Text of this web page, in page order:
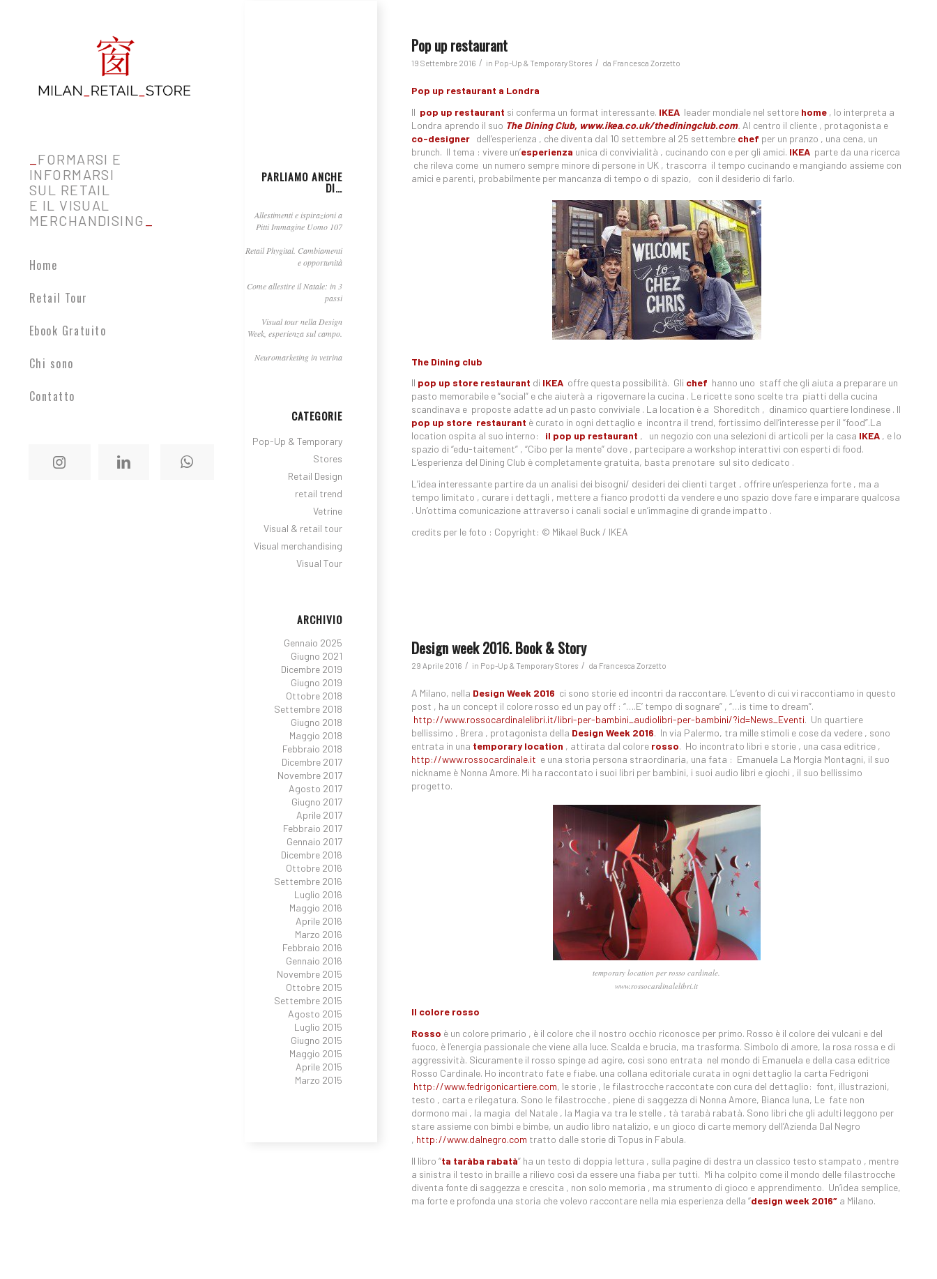
FORMARSI E
INFORMARSI
SUL RETAIL
E IL VISUAL
MERCHANDISING
Home
Retail Tour
Ebook Gratuito
Chi sono
Contatto
Pop up restaurant
19 Settembre 2016 / in Pop-Up & Temporary Stores / da Francesca Zorzetto
Pop up restaurant a Londra
Il pop up restaurant si conferma un format interessante. IKEAleader mondiale nel settorehome, lo interpreta a
Londra aprendo il suo The Dining Club, www.ikea.co.uk/thediningclub.com. Al centro il cliente , protagonista e
co-designerdell’esperienza , che diventa dal 10 settembre al 25 settembre chef per un pranzo , una cena, un
brunch. Il tema : vivere un’esperienza unica di convivialità , cucinando con e per gli amici. IKEAparte da una ricerca
che rileva come un numero sempre minore di persone in UK , trascorra il tempo cucinando e mangiando assieme con
amici e parenti, probabilmente per mancanza di tempo o di spazio, con il desiderio di farlo.
The Dining club
Il pop up store restaurant di IKEAoffre questa possibilità. Gli chef hanno uno staff che gli aiuta a preparare un
pasto memorabile e “social” e che aiuterà a rigovernare la cucina . Le ricette sono scelte tra piatti della cucina
scandinava e proposte adatte ad un pasto conviviale . La location è a Shoreditch , dinamico quartiere londinese . Il
pop up store restaurant è curato in ogni dettaglio e incontra il trend, fortissimo dell’interesse per il “food”.La
location ospita al suo interno: il pop up restaurant , un negozio con una selezioni di articoli per la casa IKEA, e lo
spazio di “edu-taitement” , “Cibo per la mente” dove , partecipare a workshop interattivi con esperti di food.
L’esperienza del Dining Club è completamente gratuita, basta prenotare sul sito dedicato .
L’idea interessante partire da un analisi dei bisogni/ desideri dei clienti target , offrire un’esperienza forte , ma a
tempo limitato , curare i dettagli , mettere a fianco prodotti da vendere e uno spazio dove fare e imparare qualcosa
. Un’ottima comunicazione attraverso i canali social e un’immagine di grande impatto .
credits per le foto : Copyright: © Mikael Buck / IKEA
Design week 2016. Book & Story
29 Aprile 2016 / in Pop-Up & Temporary Stores / da Francesca Zorzetto
A Milano, nella Design Week 2016 ci sono storie ed incontri da raccontare. L’evento di cui vi raccontiamo in questo
post , ha un concept il colore rosso ed un pay off : “….E’ tempo di sognare” , “…is time to dream”.
http://www.rossocardinalelibri.it/libri-per-bambini_audiolibri-per-bambini/?id=News_Eventi. Un quartiere
bellissimo , Brera , protagonista della Design Week 2016. In via Palermo, tra mille stimoli e cose da vedere , sono
entrata in una temporary location , attirata dal colore rosso. Ho incontrato libri e storie , una casa editrice ,
http://www.rossocardinale.it e una storia persona straordinaria, una fata : Emanuela La Morgia Montagni, il suo
nickname è Nonna Amore. Mi ha raccontato i suoi libri per bambini, i suoi audio libri e giochi , il suo bellissimo
progetto.
temporary location per rosso cardinale.
www.rossocardinalelibri.it
Il colore rosso
Rosso è un colore primario , è il colore che il nostro occhio riconosce per primo. Rosso è il colore dei vulcani e del
fuoco, è l’energia passionale che viene alla luce. Scalda e brucia, ma trasforma. Simbolo di amore, la rosa rossa e di
aggressività. Sicuramente il rosso spinge ad agire, così sono entrata nel mondo di Emanuela e della casa editrice
Rosso Cardinale. Ho incontrato fate e fiabe. una collana editoriale curata in ogni dettaglio la carta Fedrigoni
http://www.fedrigonicartiere.com, le storie , le filastrocche raccontate con cura del dettaglio: font, illustrazioni,
testo , carta e rilegatura. Sono le filastrocche , piene di saggezza di Nonna Amore, Bianca luna, Le fate non
dormono mai , la magia del Natale , la Magia va tra le stelle , tà tarabà rabatà. Sono libri che gli adulti leggono per
stare assieme con bimbi e bimbe, un audio libro natalizio, e un gioco di carte memory dell’Azienda Dal Negro
, http://www.dalnegro.com tratto dalle storie di Topus in Fabula.
Il libro “ta taràba rabatà” ha un testo di doppia lettura , sulla pagine di destra un classico testo stampato , mentre
a sinistra il testo in braille a rilievo così da essere una fiaba per tutti. Mi ha colpito come il mondo delle filastrocche
diventa fonte di saggezza e crescita , non solo memoria , ma strumento di gioco e apprendimento. Un’idea semplice,
ma forte e profonda una storia che volevo raccontare nella mia esperienza della “design week 2016″a Milano.
PARLIAMO ANCHE
DI…
Allestimenti e ispirazioni a
Pitti Immagine Uomo 107
Retail Phygital. Cambiamenti
e opportunità
Come allestire il Natale: in 3
passi
Visual tour nella Design
Week, esperienza sul campo.
Neuromarketing in vetrina
CATEGORIE
Pop-Up & Temporary
Stores
Retail Design
retail trend
Vetrine
Visual & retail tour
Visual merchandising
Visual Tour
ARCHIVIO
Gennaio 2025
Giugno 2021
Dicembre 2019
Giugno 2019
Ottobre 2018
Settembre 2018
Giugno 2018
Maggio 2018
Febbraio 2018
Dicembre 2017
Novembre 2017
Agosto 2017
Giugno 2017
Aprile 2017
Febbraio 2017
Gennaio 2017
Dicembre 2016
Ottobre 2016
Settembre 2016
Luglio 2016
Maggio 2016
Aprile 2016
Marzo 2016
Febbraio 2016
Gennaio 2016
Novembre 2015
Ottobre 2015
Settembre 2015
Agosto 2015
Luglio 2015
Giugno 2015
Maggio 2015
Aprile 2015
Marzo 2015